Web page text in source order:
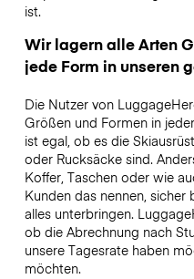
ist.
Wir lagern alle Arten
jede Form in unseren
Die Nutzer von
Größen und Formen in
ist egal, ob es die
oder Rucksäcke sind.
Koffer, Taschen oder wie
Kunden das nennen,
alles unterbringen.
ob die Abrechnung nach
unsere Tagesrate haben
möchten.